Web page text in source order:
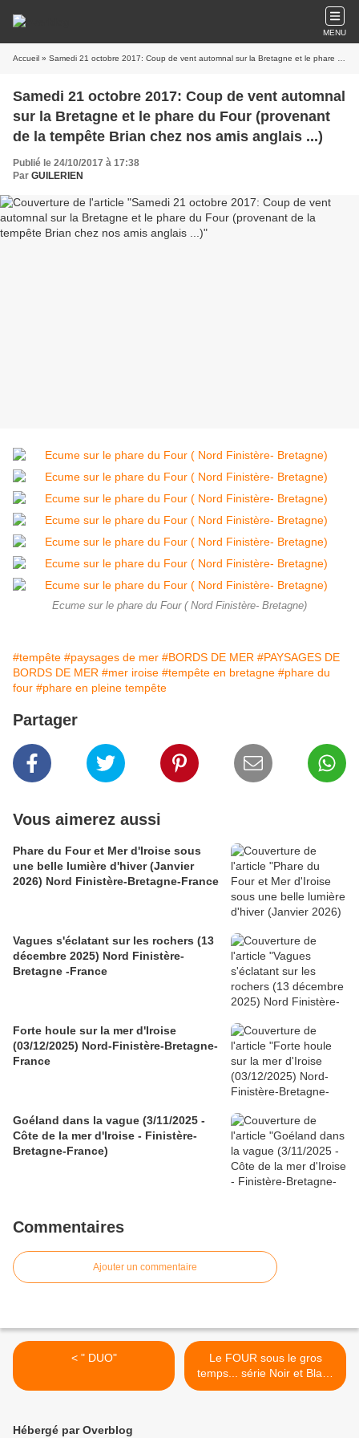
MENU
Accueil » Samedi 21 octobre 2017: Coup de vent automnal sur la Bretagne et le phare du Four (provenant de la tempête Brian chez nos amis anglais ...)
Samedi 21 octobre 2017: Coup de vent automnal
sur la Bretagne et le phare du Four (provenant
de la tempête Brian chez nos amis anglais ...)
Publié le 24/10/2017 à 17:38
Par GUILERIEN
Ecume sur le phare du Four ( Nord Finistère- Bretagne)
#tempête #paysages de mer #BORDS DE MER #PAYSAGES DE
BORDS DE MER #mer iroise #tempête en bretagne #phare du
four #phare en pleine tempête
Partager
Vous aimerez aussi
Phare du Four et Mer d'Iroise sous
une belle lumière d'hiver (Janvier
2026) Nord Finistère-Bretagne-France
Vagues s'éclatant sur les rochers (13
décembre 2025) Nord Finistère-
Bretagne -France
Forte houle sur la mer d'Iroise
(03/12/2025) Nord-Finistère-Bretagne-
France
Goéland dans la vague (3/11/2025 -
Côte de la mer d'Iroise - Finistère-
Bretagne-France)
Commentaires
Ajouter un commentaire
< " DUO"
Le FOUR sous le gros
temps... série Noir et Blanc
. >
Hébergé par Overblog